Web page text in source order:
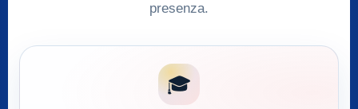
presenza.
🎓